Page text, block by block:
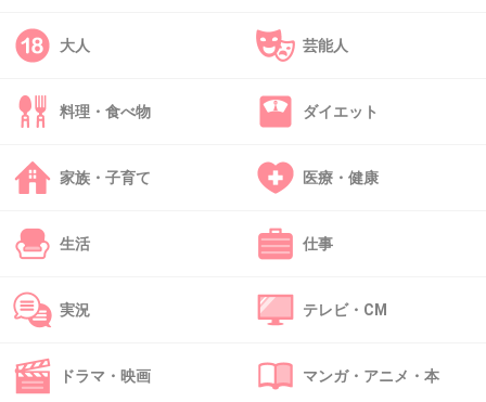
大人 芸能人
料理・食べ物 ダイエット
家族・子育て 医療・健康
生活 仕事
実況 テレビ・CM
ドラマ・映画 マンガ・アニメ・本